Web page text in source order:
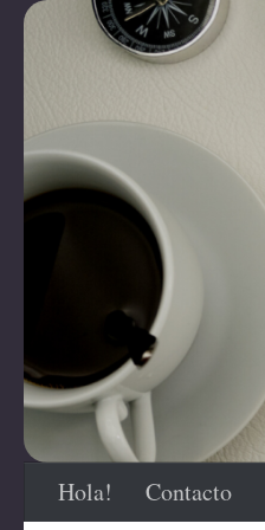
Saltar al contenido
Hola! Contacto